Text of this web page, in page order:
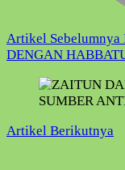
Artikel Sebelumnya
DENGAN
Artikel Berikutnya